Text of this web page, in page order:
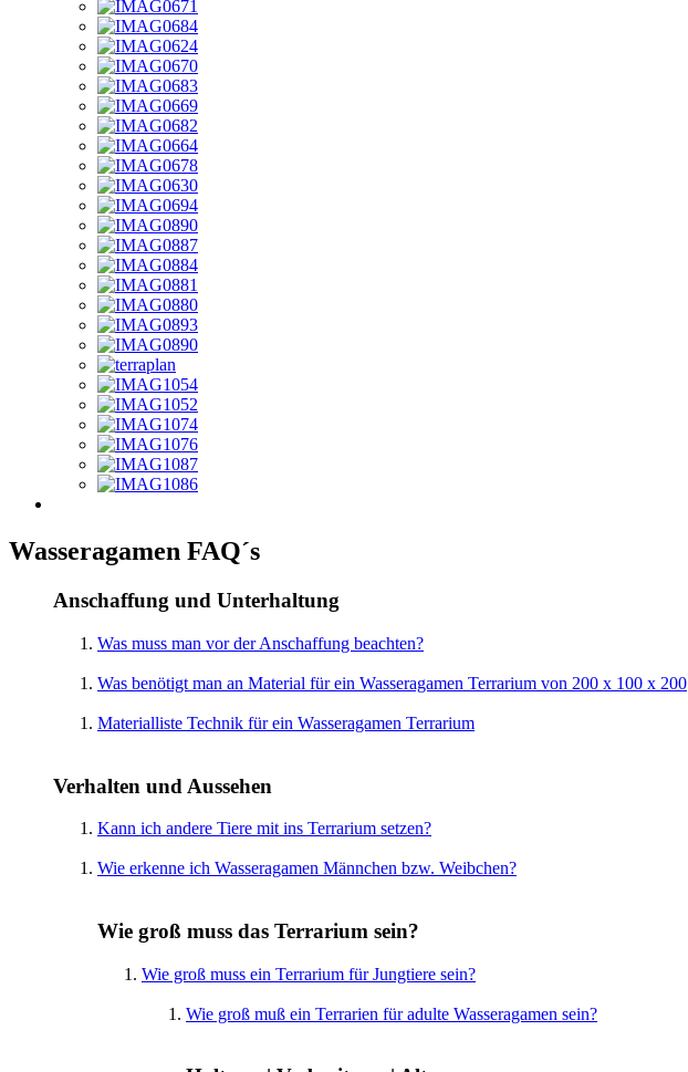
Wasseragamen FAQ´s
Anschaffung und Unterhaltung
Was muss man vor der Anschaffung beachten?
Was benötigt man an Material für ein Wasseragamen Terrarium von 200 x 100 x 200
Materialliste Technik für ein Wasseragamen Terrarium
Verhalten und Aussehen
Kann ich andere Tiere mit ins Terrarium setzen?
Wie erkenne ich Wasseragamen Männchen bzw. Weibchen?
Wie groß muss das Terrarium sein?
Wie groß muss ein Terrarium für Jungtiere sein?
Wie groß muß ein Terrarien für adulte Wasseragamen sein?